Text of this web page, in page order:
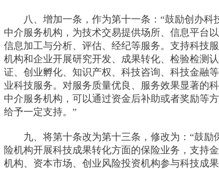
八、增加一条，作为第十一条：“鼓励创办科
中介服务机构，为技术交易提供场所、信息平台
信息加工与分析、评估、经纪等服务。支持科技
机构和企业开展研究开发、成果转化、检验检测认
证、创业孵化、知识产权、科技咨询、科技金融
业科技服务。对服务质量优良、服务效果显著的
中介服务机构，可以通过资金后补助或者奖励等
给予一定支持。”
九、将第十条改为第十三条，修改为：“鼓励
险机构开展科技成果转化方面的保险业务，支持
机构、资本市场、创业风险投资机构参与科技成